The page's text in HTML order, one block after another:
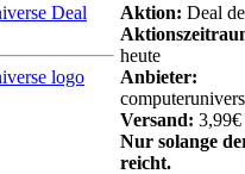
Aktion: Deal
heute
Anbieter:
Versand: 3,99€
Nur solange
reicht.